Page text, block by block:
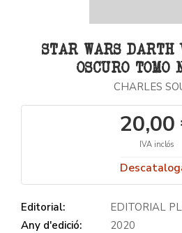
STAR WARS DARTH
OSCURO
CHARLES
20,00
IVA inclós
Editorial:
EDITORIAL
Any d'edició:
2020